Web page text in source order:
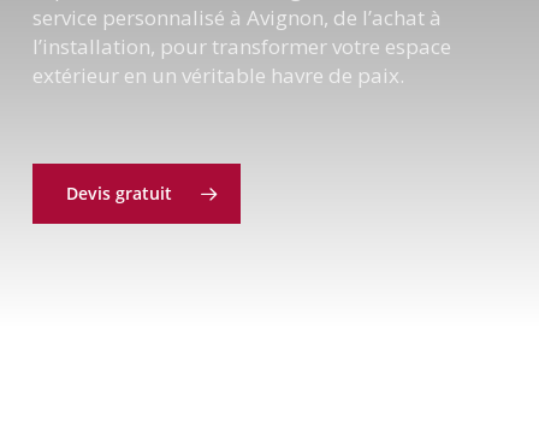
service personnalisé à Avignon, de l’achat à
l’installation, pour transformer votre espace
extérieur en un véritable havre de paix.
Devis gratuit